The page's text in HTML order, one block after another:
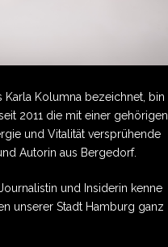
Karla Kolumna bezeichnet, bin
2011 die mit einer gehörigen
und Vitalität versprühende
Autorin aus Bergedorf.
und Insiderin kenne
unserer Stadt Hamburg ganz